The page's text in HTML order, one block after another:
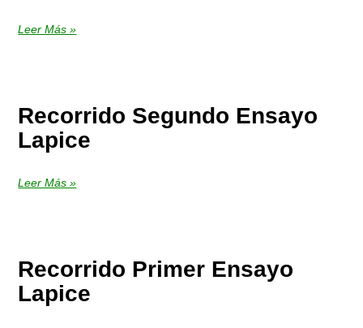
Leer Más »
Recorrido Segundo Ensayo
Lapice
Leer Más »
Recorrido Primer Ensayo
Lapice